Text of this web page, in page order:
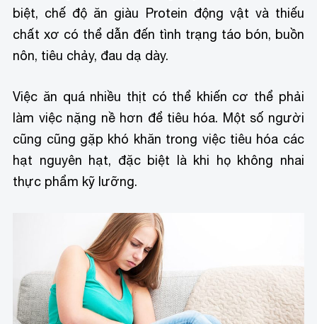
biệt, chế độ ăn giàu Protein động vật và thiếu
chất xơ có thể dẫn đến tình trạng táo bón, buồn
nôn, tiêu chảy, đau dạ dày.
Việc ăn quá nhiều thịt có thể khiến cơ thể phải
làm việc nặng nề hơn để tiêu hóa. Một số người
cũng cũng gặp khó khăn trong việc tiêu hóa các
hạt nguyên hạt, đặc biệt là khi họ không nhai
thực phẩm kỹ lưỡng.